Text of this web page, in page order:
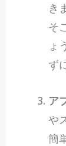
き
そ
ょ
ず
ア
や
簡